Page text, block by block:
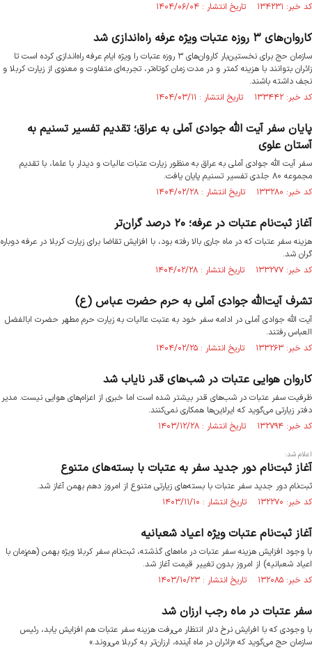
کد خبر: ۱۳۴۲۳۱ تاریخ انتشار : ۱۴۰۴/۰۶/۰۴
کاروان‌های ۳ روزه عتبات ویژه عرفه راه‌اندازی شد
سازمان حج برای نخستین‌بار کاروان‌های ۳ روزه عتبات را ویژه ایام عرفه راه‌اندازی کرده است تا
زائران بتوانند با هزینه کمتر و در مدت زمان کوتاه‌تر، تجربه‌ای متفاوت و معنوی از زیارت کربلا و
نجف داشته باشند.
کد خبر: ۱۳۳۴۴۲ تاریخ انتشار : ۱۴۰۴/۰۳/۱۱
پایان سفر آیت الله جوادی آملی به عراق؛ تقدیم تفسیر تسنیم به
آستان علوی
سفر آیت الله جوادی آملی به عراق به منظور زیارت عتبات عالیات و دیدار با علما، با تقدیم
مجموعه ۸۰ جلدی تفسیر تسنیم پایان یافت.
کد خبر: ۱۳۳۲۸۰ تاریخ انتشار : ۱۴۰۴/۰۲/۲۸
آغاز ثبت‌نام عتبات در عرفه؛ ۲۰ درصد گران‌تر
هزینه سفر عتبات که در ماه جاری بالا رفته بود، با افزایش تقاضا برای زیارت کربلا در عرفه دوباره
گران شد.
کد خبر: ۱۳۳۲۷۷ تاریخ انتشار : ۱۴۰۴/۰۲/۲۸
تشرف آیت‌الله جوادی آملی به حرم حضرت عباس (ع)
آیت الله جوادی آملی در ادامه سفر خود به عتبت عالیات به زیارت حرم مطهر حضرت ابالفضل
العباس رفتند.
کد خبر: ۱۳۳۲۶۳ تاریخ انتشار : ۱۴۰۴/۰۲/۲۵
کاروان‌ هوایی عتبات در شب‌های قدر نایاب شد
ظرفیت سفر عتبات در شب‌های قدر بیشتر شده است اما خبری از اعزام‌های هوایی نیست. مدیر
دفتر زیارتی می‌گوید که ایرلاین‌ها همکاری نمی‌کنند.
کد خبر: ۱۳۲۷۹۴ تاریخ انتشار : ۱۴۰۳/۱۲/۲۸
اعلام شد:
آغاز ثبت‌نام دور جدید سفر به عتبات با بسته‌های متنوع
ثبت‌‎نام دور جدید سفر عتبات با بسته‌های زیارتی متنوع از امروز دهم بهمن آغاز شد.
کد خبر: ۱۳۲۲۷۰ تاریخ انتشار : ۱۴۰۳/۱۱/۱۰
آغاز ثبت‌نام عتبات ویژه اعیاد شعبانیه
با وجود افزایش هزینه سفر عتبات در ماه‌های گذشته، ثبت‌نام سفر کربلا ویژه بهمن (هم‌زمان با
اعیاد شعبانیه) از امروز بدون تغییر قیمت آغاز شد.
کد خبر: ۱۳۲۰۸۵ تاریخ انتشار : ۱۴۰۳/۱۰/۲۳
سفر عتبات در ماه رجب ارزان شد
با وجودی که با افرایش نرخ دلار انتظار می‌رفت هزینه سفر عتبات هم افزایش یابد، رئیس
سازمان حج می‌گوید‌ که «زائران در ماه آینده، ارزان‌تر به کربلا می‌روند.»